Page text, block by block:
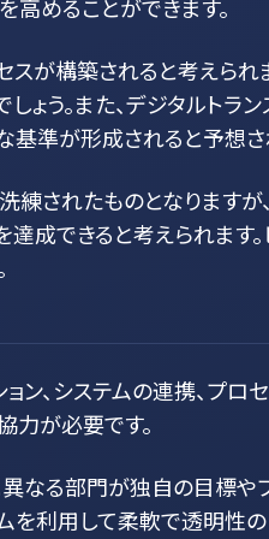
高めることができます。
が構築されると考えられ
。また、デジタルトラン
準が形成されると予想さ
練されたものとなります
成できると考えられます
、システムの連携、プロ
力が必要です。
なる部門が独自の目標
を利用して柔軟で透明性